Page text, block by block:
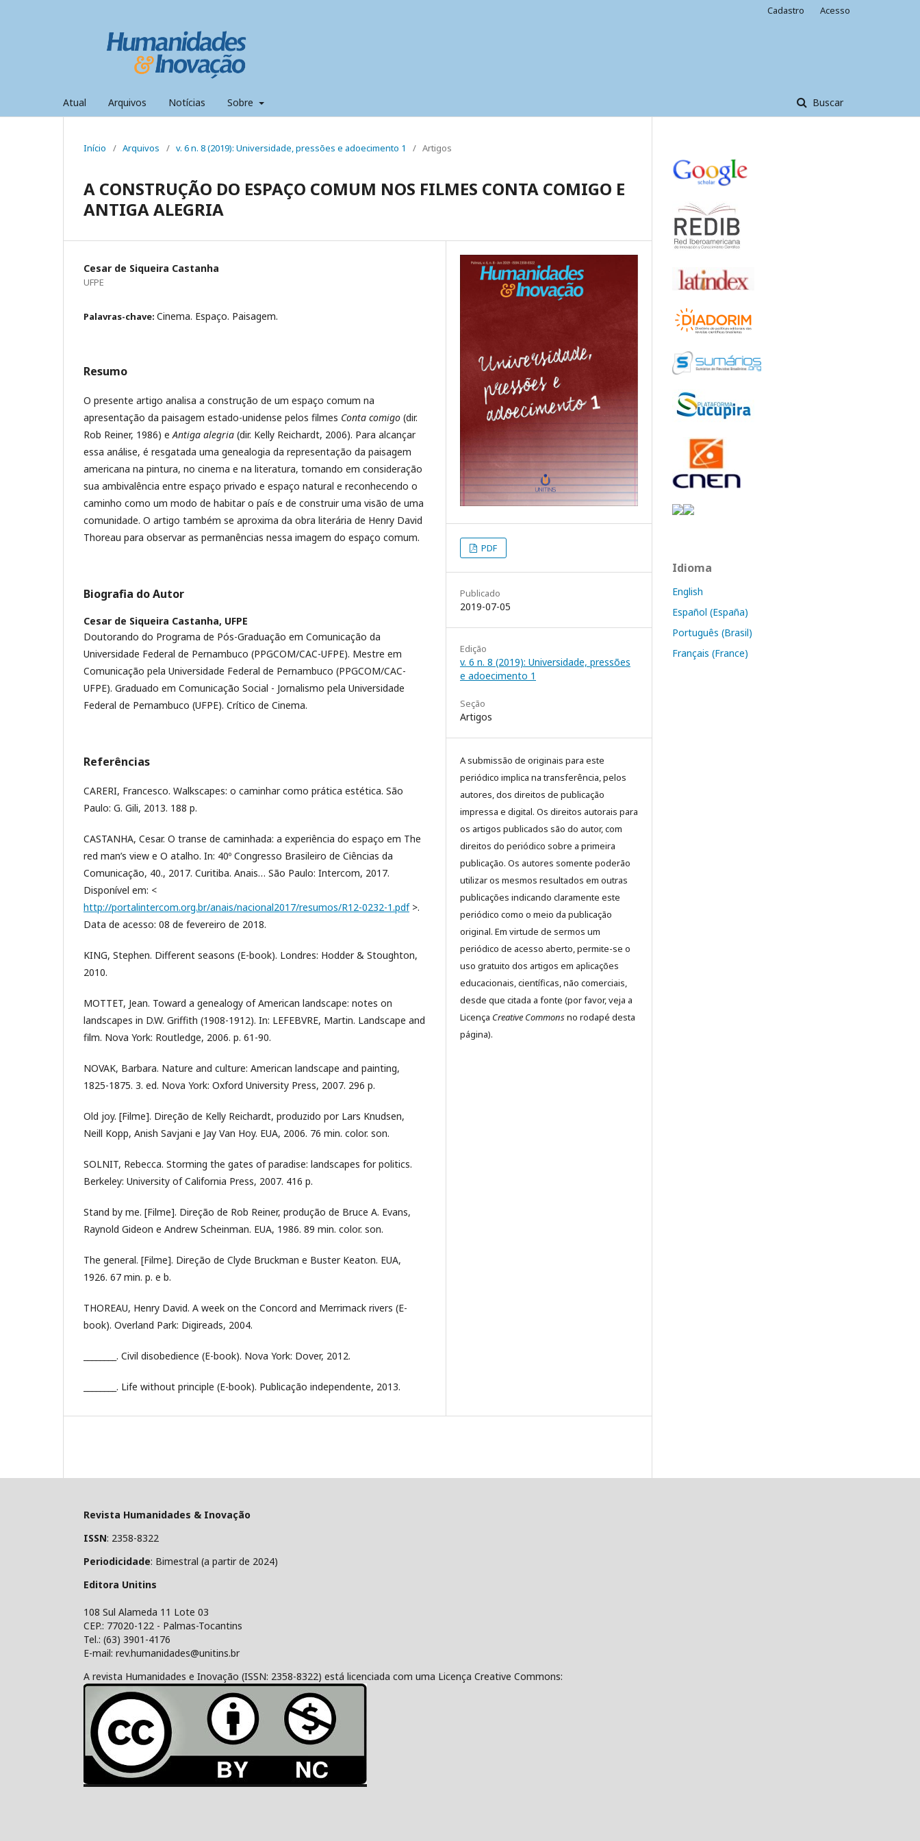
Atual Arquivos Notícias Sobre Buscar
Cadastro Acesso
Início / Arquivos / v. 6 n. 8 (2019): Universidade, pressões e adoecimento 1 / Artigos
A CONSTRUÇÃO DO ESPAÇO COMUM NOS FILMES CONTA COMIGO E
ANTIGA ALEGRIA
Cesar de Siqueira Castanha
UFPE
Palavras-chave: Cinema. Espaço. Paisagem.
Resumo
O presente artigo analisa a construção de um espaço comum na
apresentação da paisagem estado-unidense pelos filmes Conta comigo (dir.
Rob Reiner, 1986) eAntiga alegria (dir. Kelly Reichardt, 2006). Para alcançar
essa análise, é resgatada uma genealogia da representação da paisagem
americana na pintura, no cinema e na literatura, tomando em consideração
sua ambivalência entre espaço privado e espaço natural e reconhecendo o
caminho como um modo de habitar o país e de construir uma visão de uma
comunidade. O artigo também se aproxima da obra literária de Henry David
Thoreau para observar as permanências nessa imagem do espaço comum.
Biografia do Autor
Cesar de Siqueira Castanha, UFPE
Doutorando do Programa de Pós-Graduação em Comunicação da
Universidade Federal de Pernambuco (PPGCOM/CAC-UFPE). Mestre em
Comunicação pela Universidade Federal de Pernambuco (PPGCOM/CAC-
UFPE). Graduado em Comunicação Social - Jornalismo pela Universidade
Federal de Pernambuco (UFPE). Crítico de Cinema.
Referências
CARERI, Francesco. Walkscapes: o caminhar como prática estética. São
Paulo: G. Gili, 2013. 188 p.
CASTANHA, Cesar. O transe de caminhada: a experiência do espaço em The
red man’s view e O atalho. In: 40º Congresso Brasileiro de Ciências da
Comunicação, 40., 2017. Curitiba. Anais… São Paulo: Intercom, 2017.
Disponível em: <
http://portalintercom.org.br/anais/nacional2017/resumos/R12-0232-1.pdf>.
Data de acesso: 08 de fevereiro de 2018.
KING, Stephen. Different seasons (E-book). Londres: Hodder & Stoughton,
2010.
MOTTET, Jean. Toward a genealogy of American landscape: notes on
landscapes in D.W. Griffith (1908-1912). In: LEFEBVRE, Martin. Landscape and
film. Nova York: Routledge, 2006. p. 61-90.
NOVAK, Barbara. Nature and culture: American landscape and painting,
1825-1875. 3. ed. Nova York: Oxford University Press, 2007. 296 p.
Old joy. [Filme]. Direção de Kelly Reichardt, produzido por Lars Knudsen,
Neill Kopp, Anish Savjani e Jay Van Hoy. EUA, 2006. 76 min. color. son.
SOLNIT, Rebecca. Storming the gates of paradise: landscapes for politics.
Berkeley: University of California Press, 2007. 416 p.
Stand by me. [Filme]. Direção de Rob Reiner, produção de Bruce A. Evans,
Raynold Gideon e Andrew Scheinman. EUA, 1986. 89 min. color. son.
The general. [Filme]. Direção de Clyde Bruckman e Buster Keaton. EUA,
1926. 67 min. p. e b.
THOREAU, Henry David. A week on the Concord and Merrimack rivers (E-
book). Overland Park: Digireads, 2004.
________. Civil disobedience (E-book). Nova York: Dover, 2012.
________. Life without principle (E-book). Publicação independente, 2013.
PDF
Publicado
2019-07-05
Edição
v. 6 n. 8 (2019): Universidade, pressões
e adoecimento 1
Seção
Artigos
A submissão de originais para este
periódico implica na transferência, pelos
autores, dos direitos de publicação
impressa e digital. Os direitos autorais para
os artigos publicados são do autor, com
direitos do periódico sobre a primeira
publicação. Os autores somente poderão
utilizar os mesmos resultados em outras
publicações indicando claramente este
periódico como o meio da publicação
original. Em virtude de sermos um
periódico de acesso aberto, permite-se o
uso gratuito dos artigos em aplicações
educacionais, científicas, não comerciais,
desde que citada a fonte (por favor, veja a
Licença Creative Commonsno rodapé desta
página).
Idioma
English
Español (España)
Português (Brasil)
Français (France)
Revista Humanidades & Inovação
ISSN: 2358-8322
Periodicidade: Bimestral (a partir de 2024)
Editora Unitins
108 Sul Alameda 11 Lote 03
CEP.: 77020-122 - Palmas-Tocantins
Tel.: (63) 3901-4176
E-mail: rev.humanidades@unitins.br
A revista Humanidades e Inovação (ISSN: 2358-8322) está licenciada com uma Licença Creative Commons: